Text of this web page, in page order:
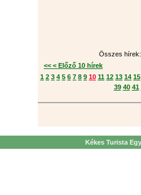
Összes hírek:
<< < Előző 10 hírek
1 2 3 4 5 6 7 8 9 10 11 12 13 14 15
39 40 41
Kékes Turista